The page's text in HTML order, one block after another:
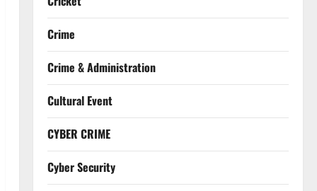
Crime
Crime & Administration
Cultural Event
CYBER CRIME
Cyber Security